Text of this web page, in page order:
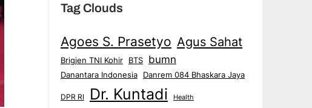
Tag Clouds
Agoes S. Prasetyo Agus Sahat
Brigjen TNI Kohir BTS bumn
Danantara Indonesia Danrem 084 Bhaskara Jaya
DPR RI Dr. Kuntadi Health